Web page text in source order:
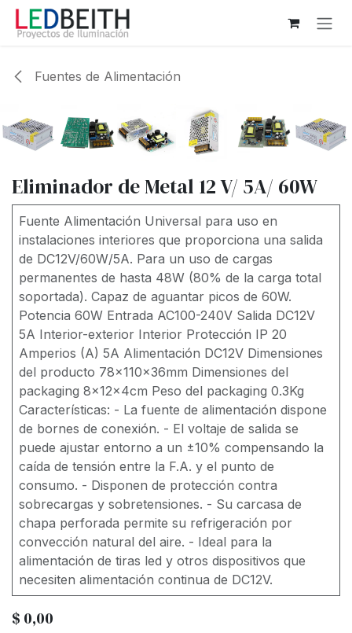
Ir al contenido
Fuentes de Alimentación
Eliminador de Metal 12 V/ 5A/ 60W
Fuente Alimentación Universal para uso en
instalaciones interiores que proporciona una salida
de DC12V/60W/5A. Para un uso de cargas
permanentes de hasta 48W (80% de la carga total
soportada). Capaz de aguantar picos de 60W.
Potencia 60W Entrada AC100-240V Salida DC12V
5A Interior-exterior Interior Protección IP 20
Amperios (A) 5A Alimentación DC12V Dimensiones
del producto 78x110x36mm Dimensiones del
packaging 8x12x4cm Peso del packaging 0.3Kg
Características: - La fuente de alimentación dispone
de bornes de conexión. - El voltaje de salida se
puede ajustar entorno a un ±10% compensando la
caída de tensión entre la F.A. y el punto de
consumo. - Disponen de protección contra
sobrecargas y sobretensiones. - Su carcasa de
chapa perforada permite su refrigeración por
convección natural del aire. - Ideal para la
alimentación de tiras led y otros dispositivos que
necesiten alimentación continua de DC12V.
$ 0,00